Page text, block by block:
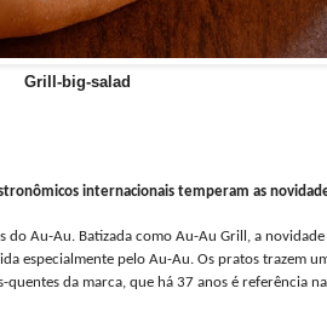
Grill-big-salad
internacionais temperam as
Au-Au. Batizada como Au-Au Grill, a
especialmente pelo Au-Au. Os pratos trazem
da marca, que há 37 anos é referência